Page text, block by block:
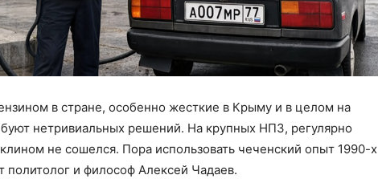
в стране, особенно жесткие в Крыму и в целом на
нетривиальных решений. На крупных НПЗ, регулярно
не сошелся. Пора использовать чеченский опыт 1990-х
политолог и философ Алексей Чадаев.